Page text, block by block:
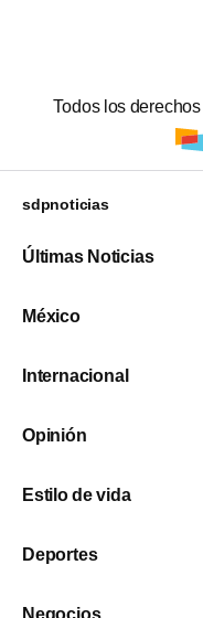
Todos los
sdpnoticias
Últimas Noticias
México
Internacional
Opinión
Estilo de vida
Deportes